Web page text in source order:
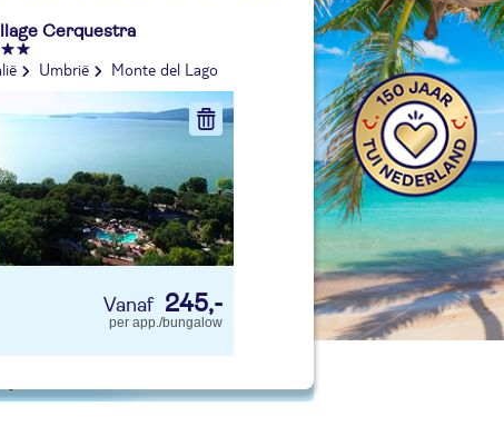
Cerquestra
Umbrië Monte del Lago
245,-
per app./bungalow
jouw ideale vakantie
kind